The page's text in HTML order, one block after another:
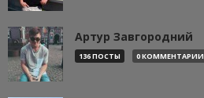
Артур Завгородний
136 ПОСТЫ 0 КОММЕНТАРИИ